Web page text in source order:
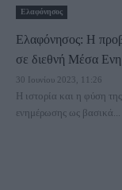
Ελαφόνησος
Ελαφόνησος: Η
σε διεθνή Μέσα
30 Ιουνίου 2023, 11:26
Η ιστορία και η φύση
ενημέρωσης ως βασικά...